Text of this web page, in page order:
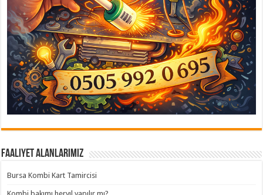
Faaliyet Alanlarımız
Bursa Kombi Kart Tamircisi